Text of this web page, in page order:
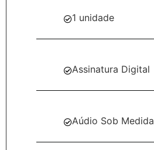
1 unidade
Assinatura Digital
Aúdio Sob Medida